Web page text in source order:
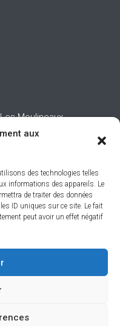
aux
des technologies telles
informations des appareils. Le
de traiter des données
ID uniques sur ce site. Le fait
peut avoir un effet négatif
Moulineaux